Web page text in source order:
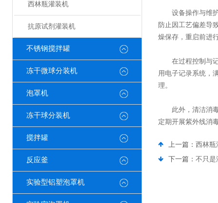
西林瓶灌装机
抗原试剂灌装机
不锈钢搅拌罐
冻干微球分装机
泡罩机
冻干球分装机
搅拌罐
反应釜
实验型铝塑泡罩机
设备操作与维护‌
防止因工艺偏差导
燥保存，重启前进
在‌过程控制与记
用电子记录系统，
理。
此外，清洁消毒
定期开展紫外线消
上一篇： 西林瓶
下一篇： 不只是